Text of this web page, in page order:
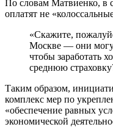
По словам Матвиенко, в
оплатят не
«Скажите,
Москве — они
чтобы заработать
среднюю
Таким образом,
комплекс мер по
«обеспечение равных
экономической